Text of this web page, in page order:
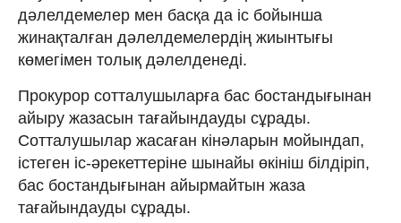
дәлелдемелер мен басқа да іс бойынша
жинақталған дәлелдемелердің жиынтығы
көмегімен толық дәлелденеді.
Прокурор сотталушыларға бас бостандығынан
айыру жазасын тағайындауды сұрады.
Сотталушылар жасаған кінәларын мойындап,
істеген іс-әрекеттеріне шынайы өкініш білдіріп,
бас бостандығынан айырмайтын жаза
тағайындауды сұрады.